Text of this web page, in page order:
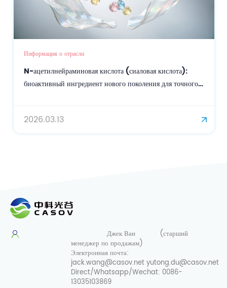
Информация о отрасли
N-ацетилнейраминовая кислота (сиаловая кислота):
биоактивный ингредиент нового поколения для точного
2026.03.13
Джек Ван
(старший
менеджер по продажам)
Электронная почта:
jack.wang@casov.netyutong.du@casov.net
Direct/Whatsapp/Wechat: 0086-
13035103869